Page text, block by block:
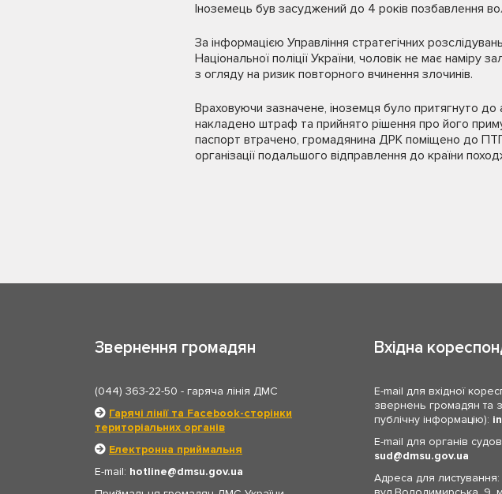
Іноземець був засуджений до 4 років позбавлення
За інформацією Управління стратегічних
Національної поліції України, чоловік не має
з огляду на ризик повторного вчинення злочинів.
Враховуючи зазначене, іноземця було притягнуто до
накладено штраф та прийнято рішення про його
паспорт втрачено, громадянина ДРК поміщено до
організації подальшого відправлення до країни
Звернення громадян
(044) 363-22-50 - гаряча лінія ДМС
Гарячі лінії та Facebook-сторінки
територіальних органів
Електронна приймальня
E-mail: hotline
dmsu.gov.ua
Вхідна
E-mail для вхідної
звернень громадян та
публічну інформацію):
E-mail для органів
sud
dmsu.gov.ua
Адреса для листування: